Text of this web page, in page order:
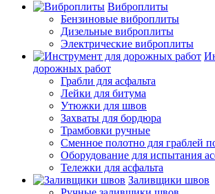
Виброплиты
Бензиновые виброплиты
Дизельные виброплиты
Электрические виброплиты
дорожных работ
Грабли для асфальта
Лейки для битума
Утюжки для швов
Захваты для бордюра
Трамбовки ручные
Сменное полотно для граблей
Оборудование для испытания
Тележки для асфальта
Заливщики швов